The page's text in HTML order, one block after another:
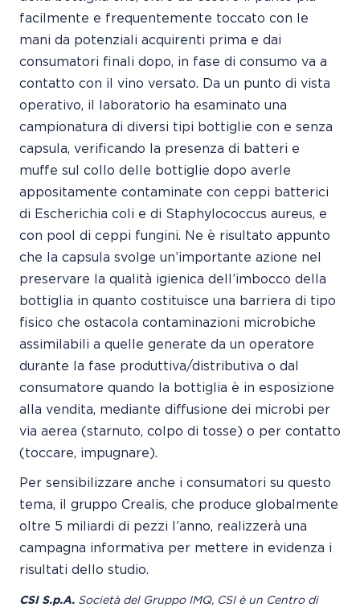
facilmente e frequentemente toccato con le
mani da potenziali acquirenti prima e dai
consumatori finali dopo, in fase di consumo va a
contatto con il vino versato. Da un punto di vista
operativo, il laboratorio ha esaminato una
campionatura di diversi tipi bottiglie con e senza
capsula, verificando la presenza di batteri e
muffe sul collo delle bottiglie dopo averle
appositamente contaminate con ceppi batterici
di Escherichia coli e di Staphylococcus aureus, e
con pool di ceppi fungini. Ne è risultato appunto
che la capsula svolge un’importante azione nel
preservare la qualità igienica dell’imbocco della
bottiglia in quanto costituisce una barriera di tipo
fisico che ostacola contaminazioni microbiche
assimilabili a quelle generate da un operatore
durante la fase produttiva/distributiva o dal
consumatore quando la bottiglia è in esposizione
alla vendita, mediante diffusione dei microbi per
via aerea (starnuto, colpo di tosse) o per contatto
(toccare, impugnare).
Per sensibilizzare anche i consumatori su questo
tema, il gruppo Crealis, che produce globalmente
oltre 5 miliardi di pezzi l’anno, realizzerà una
campagna informativa per mettere in evidenza i
risultati dello studio.
CSI S.p.A. Società del Gruppo IMQ, CSI è un Centro di